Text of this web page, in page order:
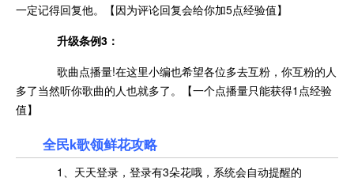
一定记得回复他。【因为评论回复会给你加5点经验值】
升级条例3：
歌曲点播量!在这里小编也希望各位多去互粉，你互粉的人
多了当然听你歌曲的人也就多了。【一个点播量只能获得1点经验
值】
全民k歌领鲜花攻略
1、天天登录，登录有3朵花哦，系统会自动提醒的